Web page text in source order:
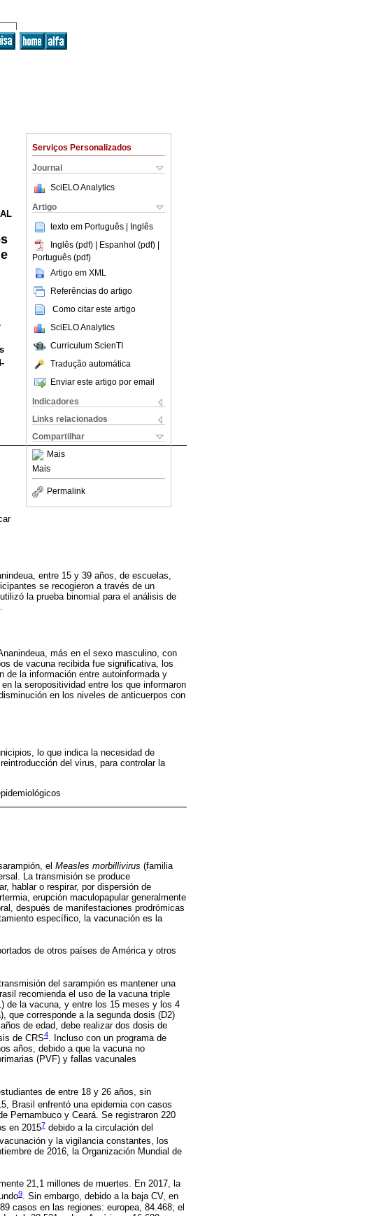
Serviços Personalizados
Journal
SciELO Analytics
Artigo
texto em Português | Inglês
Inglês (pdf) | Espanhol (pdf) |
Português (pdf)
Artigo em XML
Referências do artigo
Como citar este artigo
SciELO Analytics
Curriculum ScienTI
Tradução automática
Enviar este artigo por email
Indicadores
Links relacionados
Compartilhar
Mais
Mais
Permalink
entre 15 y 39 años, de escuelas,
se recogieron a través de un
la prueba binomial para el análisis de
más en el sexo masculino, con
de vacuna recibida fue significativa, los
de la información entre autoinformada y
la seropositividad entre los que informaron
en los niveles de anticuerpos con
lo que indica la necesidad de
del virus, para controlar la
el Measles morbillivirus (familia
La transmisión se produce
hablar o respirar, por dispersión de
erupción maculopapular generalmente
después de manifestaciones prodrómicas
específico, la vacunación es la
de otros países de América y otros
del sarampión es mantener una
recomienda el uso de la vacuna triple
de la vacuna, y entre los 15 meses y los 4
que corresponde a la segunda dosis (D2)
de edad, debe realizar dos dosis de
de CRS4. Incluso con un programa de
años, debido a que la vacuna no
(PVF) y fallas vacunales
de entre 18 y 26 años, sin
Brasil enfrentó una epidemia con casos
Pernambuco y Ceará. Se registraron 220
en 20157 debido a la circulación del
vacunación y la vigilancia constantes, los
de 2016, la Organización Mundial de
21,1 millones de muertes. En 2017, la
9. Sin embargo, debido a la baja CV, en
casos en las regiones: europea, 84.468; el